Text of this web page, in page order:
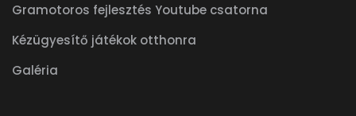
Gramotoros fejlesztés Youtube csatorna
Kézügyesítő játékok otthonra
Galéria